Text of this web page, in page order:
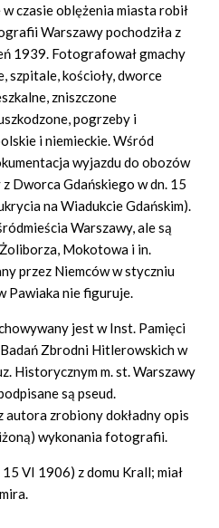
czasie oblężenia miasta robił
Warszawy pochodziła z
1939. Fotografował gmachy
szpitale, kościoły, dworce
zniszczone
pogrzeby i
i niemieckie. Wśród
wyjazdu do obozów
Dworca Gdańskiego w dn. 15
na Wiadukcie Gdańskim).
Warszawy, ale są
Mokotowa i in.
przez Niemców w styczniu
Pawiaka nie figuruje.
jest w Inst. Pamięci
Zbrodni Hitlerowskich w
Historycznym m. st. Warszawy
są pseud.
autora zrobiony dokładny opis
wykonania fotografii.
VI 1906) z domu Krall; miał